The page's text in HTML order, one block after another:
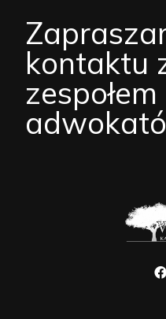
kontaktu
zespołem